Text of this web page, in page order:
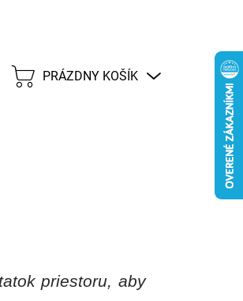
NÁKUPNÝ
PRÁZDNY KOŠÍK
priestoru, aby